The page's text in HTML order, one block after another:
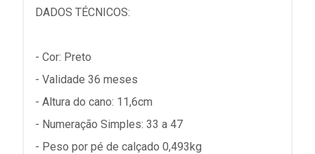
DADOS TÉCNICOS:
- Cor: Preto
- Validade 36 meses
- Altura do cano: 11,6cm
- Numeração Simples: 33 a 47
- Peso por pé de calçado 0,493kg